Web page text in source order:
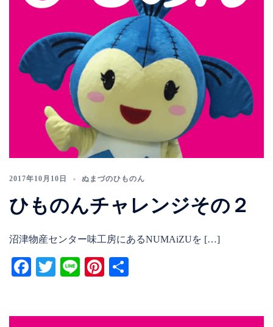
2017年10月10日 ぬまづのひものん
ひものんチャレンジその２
沼津物産センター味工房にあるNUMAiZUを […]
Facebook
TwitterLinePinterest